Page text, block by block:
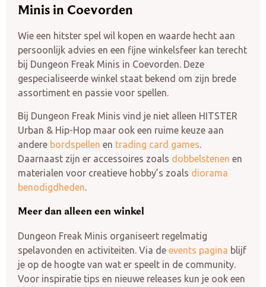
Minis in Coevorden
Wie een hitster spel wil kopen en waarde hecht aan
persoonlijk advies en een fijne winkelsfeer kan terecht
bij Dungeon Freak Minis in Coevorden. Deze
gespecialiseerde winkel staat bekend om zijn brede
assortiment en passie voor spellen.
Bij Dungeon Freak Minis vind je niet alleen HITSTER
Urban & Hip-Hop maar ook een ruime keuze aan
andere bordspellen en trading card games.
Daarnaast zijn er accessoires zoals dobbelstenen en
materialen voor creatieve hobby’s zoals diorama
benodigdheden.
Meer dan alleen een winkel
Dungeon Freak Minis organiseert regelmatig
spelavonden en activiteiten. Via de events pagina blijf
je op de hoogte van wat er speelt in de community.
Voor inspiratie tips en nieuwe releases kun je ook een